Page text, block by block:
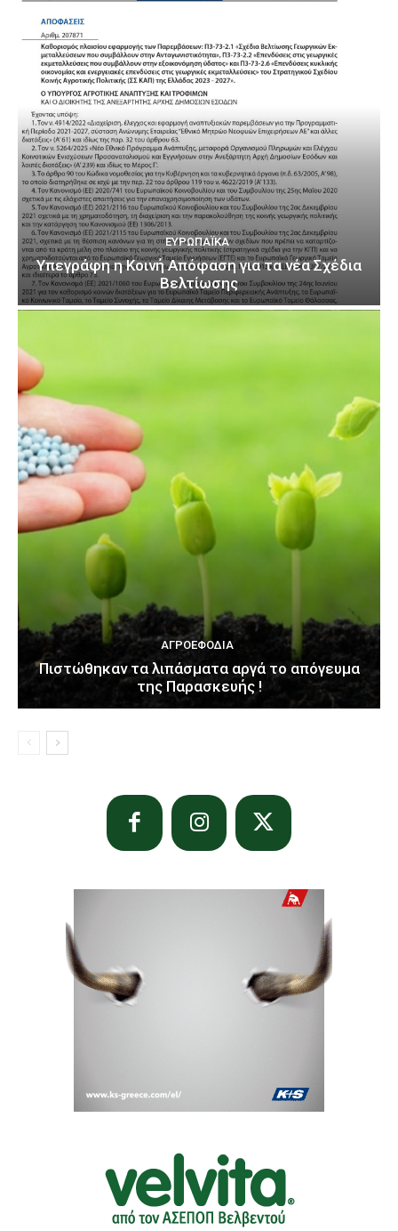
ΕΥΡΩΠΑΪΚΆ
Υπεγράφη η Κοινή Απόφαση για τα νέα Σχέδια
Βελτίωσης
ΑΓΡΟΕΦΌΔΙΑ
Πιστώθηκαν τα λιπάσματα αργά το απόγευμα
της Παρασκευής !